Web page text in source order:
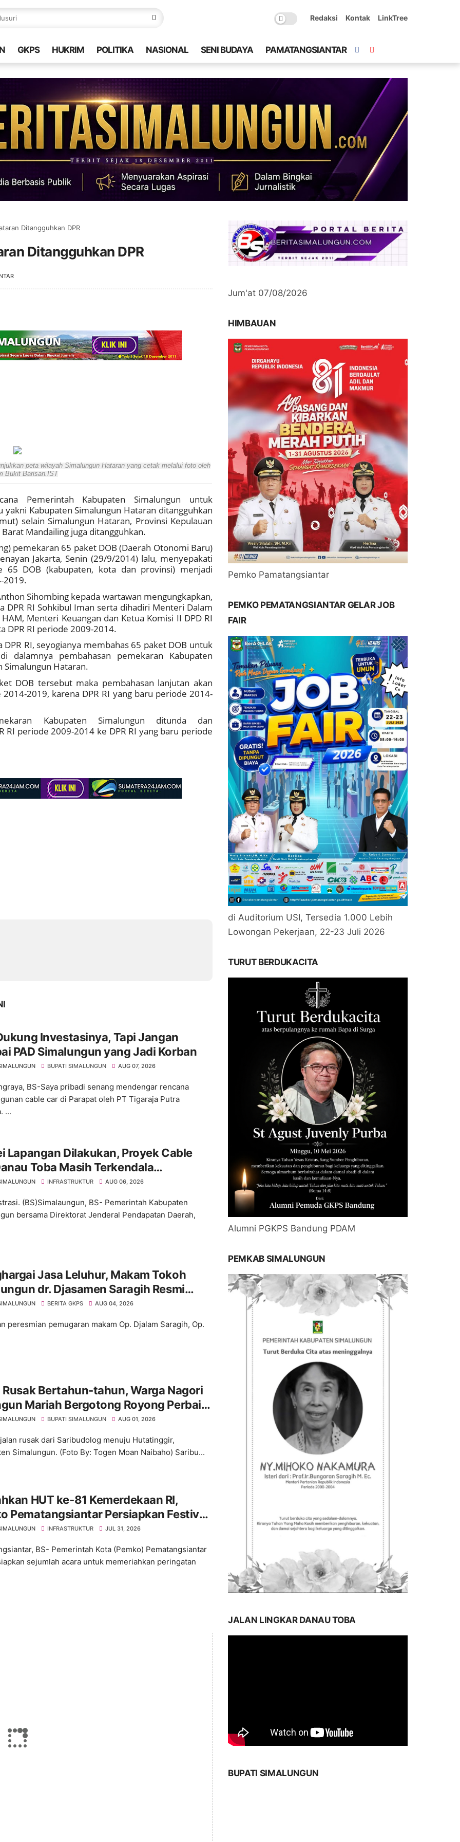
Redaksi Kontak LinkTree
GKPS HUKRIM POLITIKA NASIONAL SENI BUDAYA PAMATANGSIANTAR
Ditangguhkan DPR
Ditangguhkan DPR
peta wilayah Simalungun Hataran yang cetak melalui foto oleh
Bukit Barisan.IST
Pemerintah Kabupaten Simalungun untuk
Kabupaten Simalungun Hataran ditangguhkan
selain Simalungun Hataran, Provinsi Kepulauan
Mandailing juga ditangguhkan.
pemekaran 65 paket DOB (Daerah Otonomi Baru)
Jakarta, Senin (29/9/2014) lalu, menyepakati
65 DOB (kabupaten, kota dan provinsi) menjadi
2019.
Sihombing kepada wartawan mengungkapkan,
DPR RI Sohkibul Iman serta dihadiri Menteri Dalam
Menteri Keuangan dan Ketua Komisi II DPD RI
DPR RI periode 2009-2014.
RI, seyogianya membahas 65 paket DOB untuk
pembahasan pemekaran Kabupaten
Simalungun Hataran.
DOB tersebut maka pembahasan lanjutan akan
2019, karena DPR RI yang baru periode 2014-
Kabupaten Simalungun ditunda dan
RI periode 2009-2014 ke DPR RI yang baru periode
Investasinya, Tapi Jangan
PAD Simalungun yang Jadi Korban
BUPATI SIMALUNGUN AUG 07, 2026
BS-Saya pribadi senang mendengar rencana
cable car di Parapat oleh PT Tigaraja Putra
...
Lapangan Dilakukan, Proyek Cable
Toba Masih Terkendala
BPHTB di Sebagian Lahan
INFRASTRUKTUR AUG 06, 2026
(BS)Simalaungun, BS- Pemerintah Kabupaten
bersama Direktorat Jenderal Pendapatan Daerah,
Jasa Leluhur, Makam Tokoh
dr. Djasamen Saragih Resmi
di Pamatang Raya
BERITA GKPS AUG 04, 2026
peresmian pemugaran makam Op. Djalam Saragih, Op.
Rusak Bertahun-tahun, Warga Nagori
Mariah Bergotong Royong Perbaiki
Sambil Menanti Kepedulian
BUPATI SIMALUNGUN AUG 01, 2026
rusak dari Saribudolog menuju Hutatinggir,
Simalungun. (Foto By: Togen Moan Naibaho) Saribu...
HUT ke-81 Kemerdekaan RI,
Pematangsiantar Persiapkan Festival
Putih
INFRASTRUKTUR JUL 31, 2026
BS- Pemerintah Kota (Pemko) Pematangsiantar
sejumlah acara untuk memeriahkan peringatan
Jum'at 07/08/2026
HIMBAUAN
Pemko Pamatangsiantar
PEMKO PEMATANGSIANTAR GELAR JOB
FAIR
di Auditorium USI, Tersedia 1.000 Lebih
Lowongan Pekerjaan, 22-23 Juli 2026
TURUT BERDUKACITA
Alumni PGKPS Bandung PDAM
PEMKAB SIMALUNGUN
JALAN LINGKAR DANAU TOBA
BUPATI SIMALUNGUN